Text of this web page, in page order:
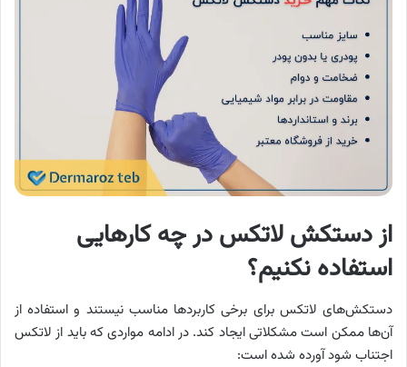
از دستکش لاتکس در چه کارهایی
استفاده نکنیم؟
دستکش‌های لاتکس برای برخی کاربردها مناسب نیستند و استفاده از
آن‌ها ممکن است مشکلاتی ایجاد کند. در ادامه مواردی که باید از لاتکس
اجتناب شود آورده شده است: